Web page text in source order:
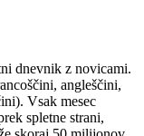
dnevnik z novicami.
angleščini,
Vsak mesec
spletne strani,